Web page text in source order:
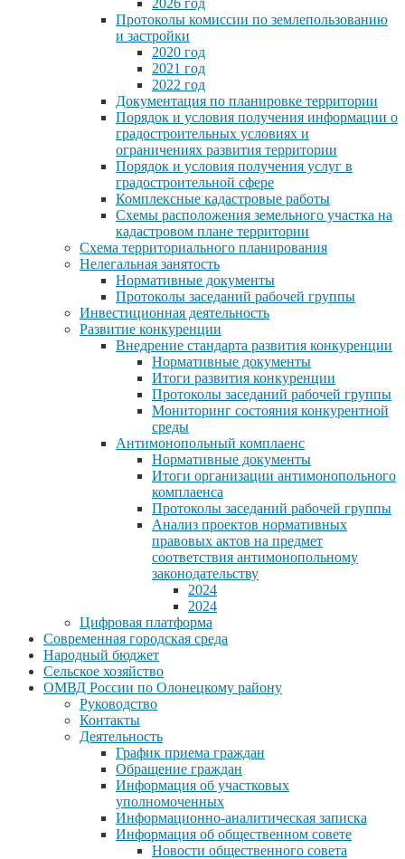
Протоколы комиссии по землепользованию
и застройки
2020 год
2021 год
2022 год
Документация по планировке территории
Порядок и условия получения информации о
градостроительных условиях и
ограничениях развития территории
Порядок и условия получения услуг в
градостроительной сфере
Комплексные кадастровые работы
Схемы расположения земельного участка на
кадастровом плане территории
Схема территориального планирования
Нелегальная занятость
Нормативные документы
Протоколы заседаний рабочей группы
Инвестиционная деятельность
Развитие конкуренции
Внедрение стандарта развития конкуренции
Нормативные документы
Итоги развития конкуренции
Протоколы заседаний рабочей группы
Мониторинг состояния конкурентной
среды
Антимонопольный комплаенс
Нормативные документы
Итоги организации антимонопольного
комплаенса
Протоколы заседаний рабочей группы
Анализ проектов нормативных
правовых актов на предмет
соответствия антимонопольному
законодательству
2024
2024
Цифровая платформа
Современная городская среда
Народный бюджет
Сельское хозяйство
ОМВД России по Олонецкому району
Руководство
Контакты
Деятельность
График приема граждан
Обращение граждан
Информация об участковых
уполномоченных
Информационно-аналитическая записка
Информация об общественном совете
Новости общественного совета